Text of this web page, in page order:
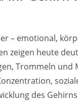
– emotional,
zeigen heute
Trommeln und
des